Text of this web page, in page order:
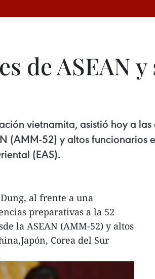
de ASEAN y
vietnamita, asistió hoy a
(AMM-52) y altos
(EAS).
al frente a una
preparativas a la 52
la ASEAN (AMM-52) y altos
Corea del Sur